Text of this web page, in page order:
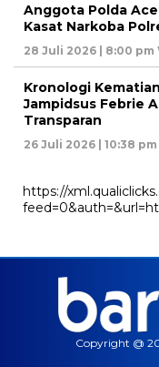
Anggota Polda
Kasat Narkoba
28 Juli 2026 | 8:00 pm
Kronologi
Jampidsus Febrie
Transparan
26 Juli 2026 | 10:38
https://
Copyright @